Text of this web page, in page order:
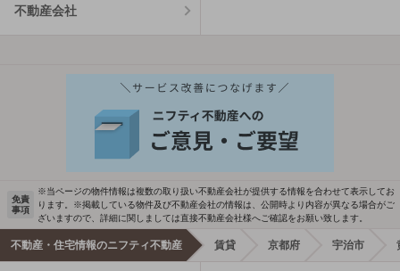
不動産会社
免責
事項
※当ページの物件情報は複数の取り扱い不動産会社が提供する情報を合わせて表示してお
ります。※掲載している物件及び不動産会社の情報は、公開時より内容が異なる場合がご
ざいますので、詳細に関しましては直接不動産会社様へご確認をお願い致します。
不動産・住宅情報のニフティ不動産 賃貸 京都府 宇治市